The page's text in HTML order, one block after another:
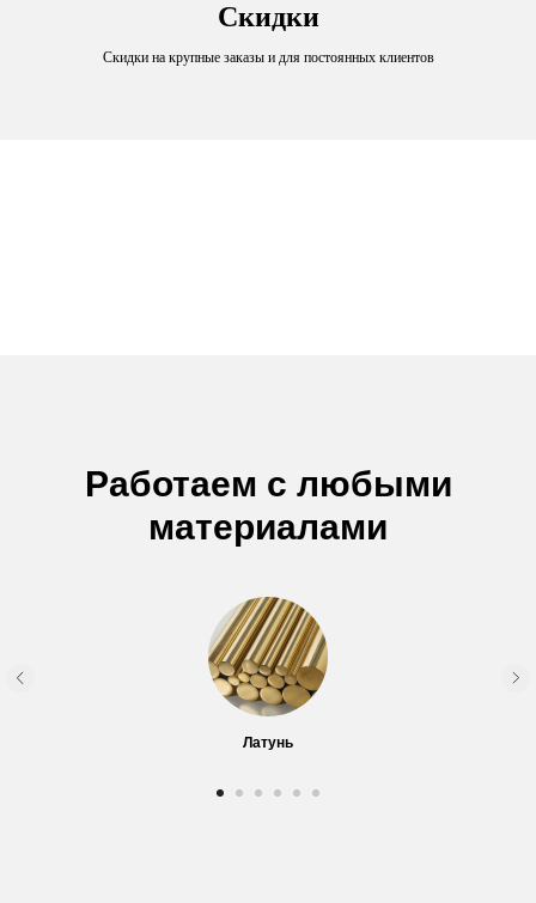
Скидки
Скидки на крупные заказы и для постоянных клиентов
Работаем с любыми
материалами
Латунь